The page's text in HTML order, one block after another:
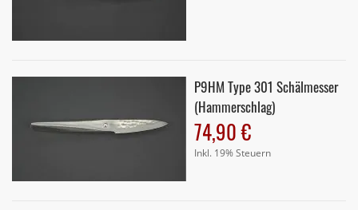
P9HM Type 301 Schälmesser
(Hammerschlag)
74,90 €
Inkl. 19% Steuern